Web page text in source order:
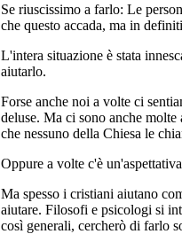
Se riuscissimo a farlo: Le
che questo accada, ma in
L'intera situazione è stata
aiutarlo.
Forse anche noi a volte ci
deluse. Ma ci sono anche
che nessuno della Chiesa le
Oppure a volte c'è
Ma spesso i cristiani aiutano
aiutare. Filosofi e psicologi si
così generali, cercherò di farlo